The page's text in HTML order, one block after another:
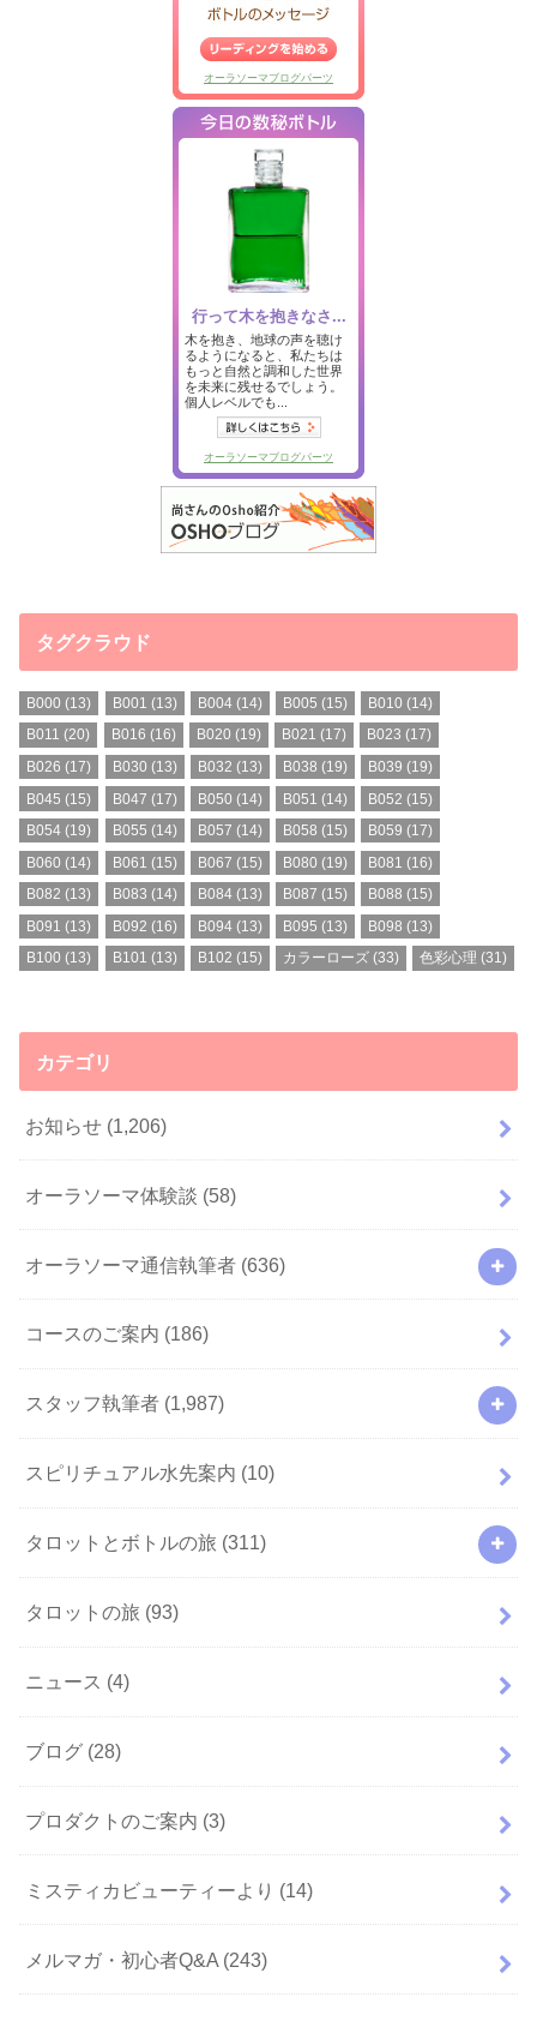
タグクラウド
B000 (13) B001 (13) B004(14) B005 (15) B010 (14)
B011 (20) B016 (16) B020 (19) B021 (17) B023 (17)
B026 (17) B030 (13) B032 (13) B038 (19) B039 (19)
B045 (15) B047 (17) B050 (14) B051 (14) B052 (15)
B054 (19) B055 (14) B057 (14) B058 (15) B059 (17)
B060 (14) B061 (15) B067 (15) B080 (19) B081 (16)
B082 (13) B083 (14) B084(13) B087 (15) B088 (15)
B091 (13) B092 (16) B094(13) B095 (13) B098 (13)
B100 (13) B101 (13) B102 (15) カラーローズ (33) 色彩心理 (31)
カテゴリ
お知らせ (1,206)
オーラソーマ体験談 (58)
オーラソーマ通信執筆者 (636)
コースのご案内 (186)
スタッフ執筆者 (1,987)
スピリチュアル水先案内 (10)
タロットとボトルの旅 (311)
タロットの旅 (93)
ニュース (4)
ブログ (28)
プロダクトのご案内 (3)
ミスティカビューティーより (14)
メルマガ・初心者Q&A (243)